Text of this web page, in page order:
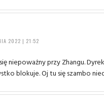
2022 | 21:52
niepoważny przy Zhangu.
blokuje. Oj tu się szambo